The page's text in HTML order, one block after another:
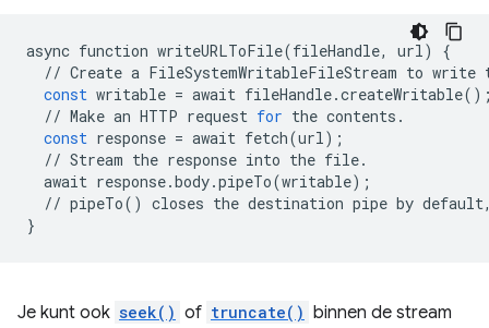
async function writeURLToFile(fileHandle, url)
{
// Create a FileSystemWritableFileStream to write
const writable = await fileHandle.createWritable
// Make an HTTP request for the contents .
const response = await fetch(url);
// Stream the response into the file.
await response.body.pipeTo(writable);
// pipeTo() closes the destination pipe by default
}
Je kunt ook seek() of truncate() binnen de stream